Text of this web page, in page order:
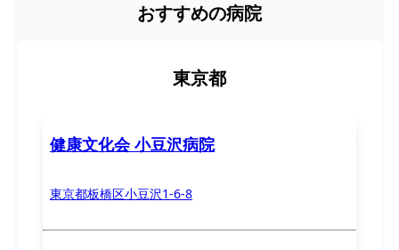
おすすめの病院
東京都
健康文化会 小豆沢病院
東京都板橋区小豆沢1-6-8